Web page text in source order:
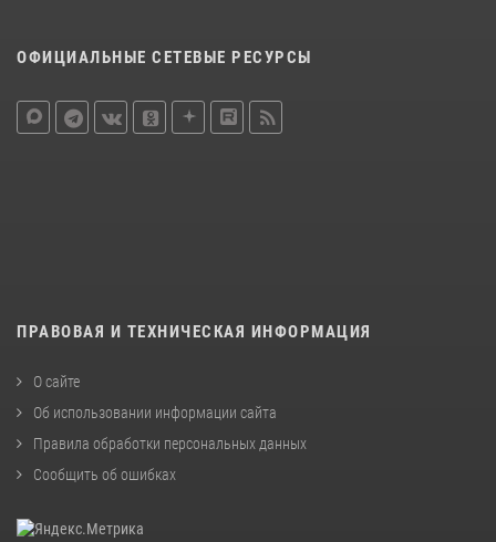
ОФИЦИАЛЬНЫЕ СЕТЕВЫЕ РЕСУРСЫ
ПРАВОВАЯ И ТЕХНИЧЕСКАЯ ИНФОРМАЦИЯ
О сайте
Об использовании информации сайта
Правила обработки персональных данных
Сообщить об ошибках